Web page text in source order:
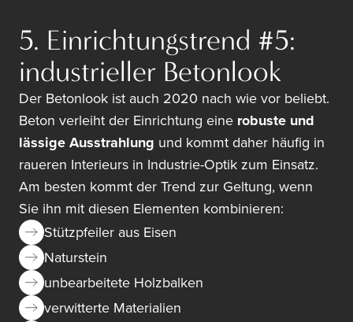
5. Einrichtungstrend #5:
industrieller Betonlook
Der Betonlook ist auch 2020 nach wie vor beliebt.
Beton verleiht der Einrichtung eine robuste und
lässige Ausstrahlung und kommt daher häufig in
raueren Interieurs in Industrie-Optik zum Einsatz.
Am besten kommt der Trend zur Geltung, wenn
Sie ihn mit diesen Elementen kombinieren:
Stützpfeiler aus Eisen
Naturstein
unbearbeitete Holzbalken
verwitterte Materialien